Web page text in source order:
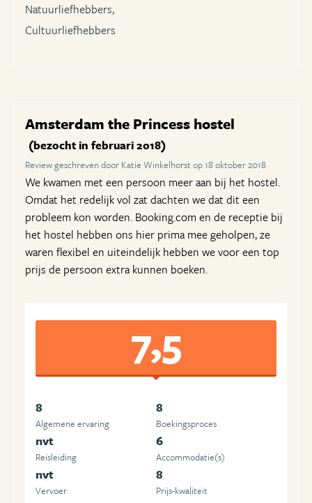
Natuurliefhebbers,
Cultuurliefhebbers
Amsterdam the Princess hostel
(bezocht in februari 2018)
Review geschreven door Katie Winkelhorst op 18 oktober 2018
We kwamen met een persoon meer aan bij het hostel.
Omdat het redelijk vol zat dachten we dat dit een
probleem kon worden. Booking.com en de receptie bij
het hostel hebben ons hier prima mee geholpen, ze
waren flexibel en uiteindelijk hebben we voor een top
prijs de persoon extra kunnen boeken.
7,5
8
Algemene ervaring
8
Boekingsproces
nvt
Reisleiding
6
Accommodatie(s)
nvt
Vervoer
8
Prijs-kwaliteit